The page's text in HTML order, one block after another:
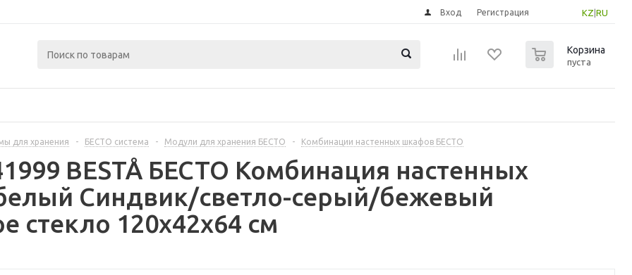
KZ RU
Вход Регистрация
Корзина
пуста
для хранения - БЕСТО система - Модули для хранения БЕСТО - Комбинации настенных шкафов БЕСТО
BESTÅ БЕСТО Комбинация настенных
Синдвик/светло-серый/бежевый
стекло 120x42x64 см